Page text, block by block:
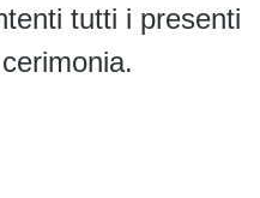
tutti i presenti